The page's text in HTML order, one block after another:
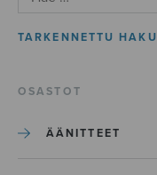
TARKENNETTU HAKU
OSASTOT
ÄÄNITTEET